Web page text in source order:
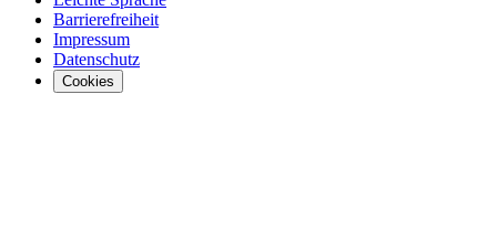
Barrierefreiheit
Impressum
Datenschutz
Cookies